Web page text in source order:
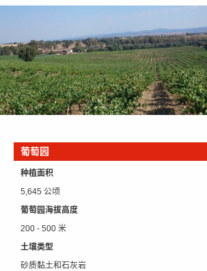
葡萄园
种植面积
5,645 公顷
葡萄园海拔高度
200 - 500 米
土壤类型
砂质黏土和石灰岩